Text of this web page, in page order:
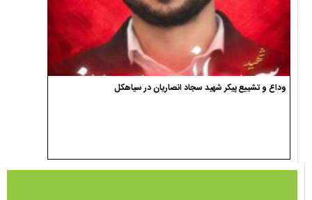
وداع و تشییع پیکر شهید سجاد انصاریان در سیاهکل